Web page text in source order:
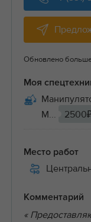
Обновлено
Моя
М...
Место работ
Комментарий
«